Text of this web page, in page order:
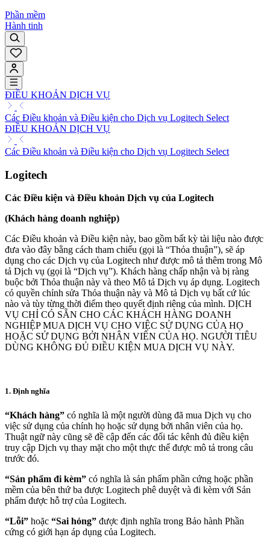
Phần mềm
Hành tinh
ĐIỀU KHOẢN DỊCH VỤ
Các Điều khoản và Điều kiện cho Dịch vụ Logitech Select
ĐIỀU KHOẢN DỊCH VỤ
Các Điều khoản và Điều kiện cho Dịch vụ Logitech Select
Logitech
Các Điều kiện và Điều khoản Dịch vụ của Logitech
(Khách hàng doanh nghiệp)
Các Điều khoản và Điều kiện này, bao gồm bất kỳ tài liệu nào được
đưa vào đây bằng cách tham chiếu (gọi là “Thỏa thuận”), sẽ áp
dụng cho các Dịch vụ của Logitech như được mô tả thêm trong Mô
tả Dịch vụ (gọi là “Dịch vụ”). Khách hàng chấp nhận và bị ràng
buộc bởi Thỏa thuận này và theo Mô tả Dịch vụ áp dụng. Logitech
có quyền chỉnh sửa Thỏa thuận này và Mô tả Dịch vụ bất cứ lúc
nào và tùy từng thời điểm theo quyết định riêng của mình. DỊCH
VỤ CHỈ CÓ SẴN CHO CÁC KHÁCH HÀNG DOANH
NGHIỆP MUA DỊCH VỤ CHO VIỆC SỬ DỤNG CỦA HỌ
HOẶC SỬ DỤNG BỞI NHÂN VIÊN CỦA HỌ. NGƯỜI TIÊU
DÙNG KHÔNG ĐỦ ĐIỀU KIỆN MUA DỊCH VỤ NÀY.
1. Định nghĩa
“Khách hàng” có nghĩa là một người dùng đã mua Dịch vụ cho
việc sử dụng của chính họ hoặc sử dụng bởi nhân viên của họ.
Thuật ngữ này cũng sẽ đề cập đến các đối tác kênh đủ điều kiện
truy cập Dịch vụ thay mặt cho một thực thể được mô tả trong câu
trước đó.
“Sản phẩm đi kèm” có nghĩa là sản phẩm phần cứng hoặc phần
mềm của bên thứ ba được Logitech phê duyệt và đi kèm với Sản
phẩm được hỗ trợ của Logitech.
“Lỗi” hoặc “Sai hỏng” được định nghĩa trong Bảo hành Phần
cứng có giới hạn áp dụng của Logitech.